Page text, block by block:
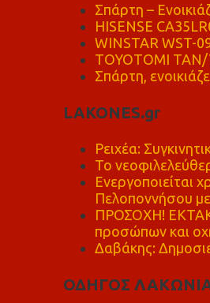
Σπάρτη –
HISENSE
WINSTAR WST-
TOYOTOMI
Σπάρτη,
LAKONES.gr
Ρειχέα:
Το
Ενεργοποιείται
Πελοποννήσου
ΠΡΟΣΟΧΗ!
προσώπων και
Δαβάκης:
ΟΔΗΓΟΣ